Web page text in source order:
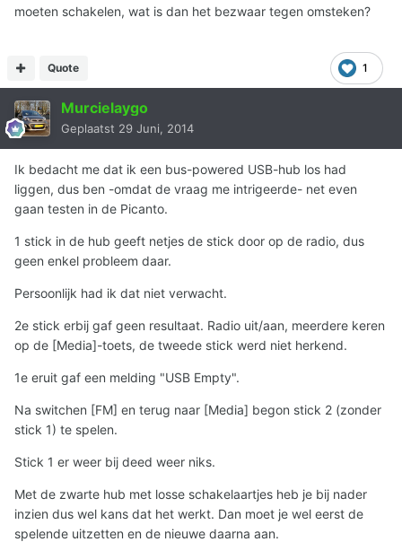
moeten schakelen, wat is dan het bezwaar tegen omsteken?
1
Quote
Murcielaygo
Geplaatst 29 Juni, 2014
Ik bedacht me dat ik een bus-powered USB-hub los had
liggen, dus ben -omdat de vraag me intrigeerde- net even
gaan testen in de Picanto.
1 stick in de hub geeft netjes de stick door op de radio, dus
geen enkel probleem daar.
Persoonlijk had ik dat niet verwacht.
2e stick erbij gaf geen resultaat. Radio uit/aan, meerdere keren
op de [Media]-toets, de tweede stick werd niet herkend.
1e eruit gaf een melding "USB Empty".
Na switchen [FM] en terug naar [Media] begon stick 2 (zonder
stick 1) te spelen.
Stick 1 er weer bij deed weer niks.
Met de zwarte hub met losse schakelaartjes heb je bij nader
inzien dus wel kans dat het werkt. Dan moet je wel eerst de
spelende uitzetten en de nieuwe daarna aan.